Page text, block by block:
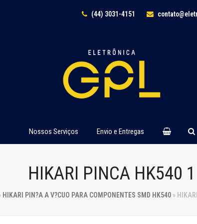
(44) 3031-4151
Nossos Serviços Envio e Entregas
HIKARI PINCA HK540 1
HIKARI PIN?A A V?CUO PARA COMPONENTES SMD HK540»